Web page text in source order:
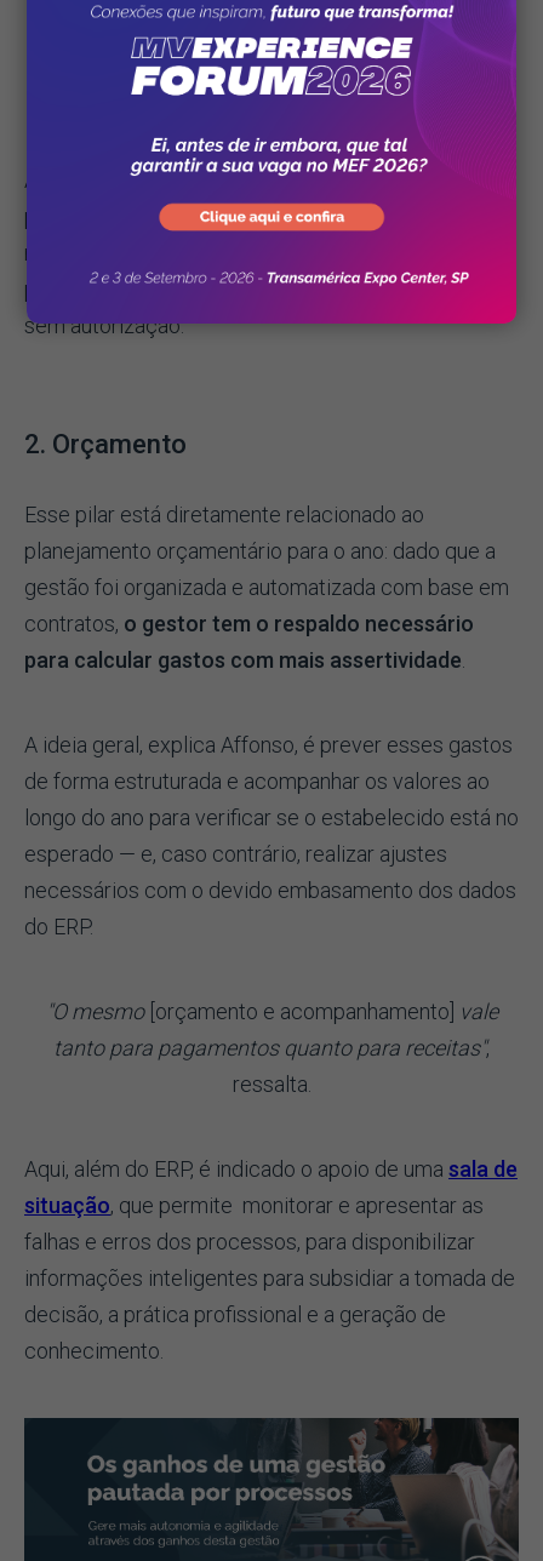
com fornecedores, você consegue alcançar
melhores preços devido à quantidade maior de
insumos necessários."
Além disso, a boa gestão dos contratos entre
prestadores e operadoras de Saúde também auxilia
na mitigação de glosas, visto que o sistema permite,
por exemplo, que procedimentos sejam realizados
sem autorização.
2. Orçamento
Esse pilar está diretamente relacionado ao
planejamento orçamentário para o ano: dado que a
gestão foi organizada e automatizada com base em
contratos, o gestor tem o respaldo necessário
para calcular gastos com mais assertividade
A ideia geral, explica Affonso, é prever esses gastos
de forma estruturada e acompanhar os valores ao
longo do ano para verificar se o estabelecido está no
esperado — e, caso contrário, realizar ajustes
necessários com o devido embasamento dos dados
do ERP.
"O mesmo [orçamento e acompanhamento] vale
tanto para pagamentos quanto para receitas",
ressalta.
Aqui, além do ERP, é indicado o apoio de uma sala de
situação, que permite monitorar e apresentar as
falhas e erros dos processos, para disponibilizar
informações inteligentes para subsidiar a tomada de
decisão, a prática profissional e a geração de
conhecimento.